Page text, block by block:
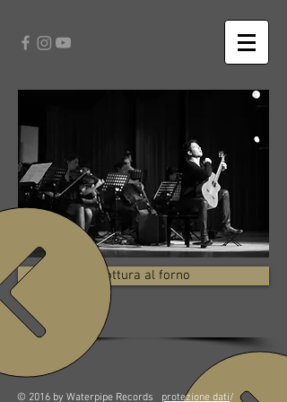
Cottura al forno
© 2016 by Waterpipe Records protezione dati/